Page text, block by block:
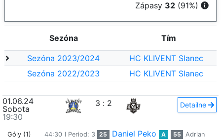
Zápasy 32 (91%)
Sezóna Tím
Sezóna 2023/2024
HC KLIVENT Slanec
Sezóna 2022/2023
HC KLIVENT Slanec
01.06.24
Sobota
19:30
3 : 2 Detailne
Góly (1) 44:30 I Period: 3 25 Daniel Peko A 55
Adrian